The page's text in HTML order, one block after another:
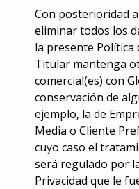
Con posterioridad
eliminar todos los
la presente Política
Titular mantenga
comercial(es) con
conservación de
ejemplo, la de
Media o Cliente
cuyo caso el
será regulado por
Privacidad que le